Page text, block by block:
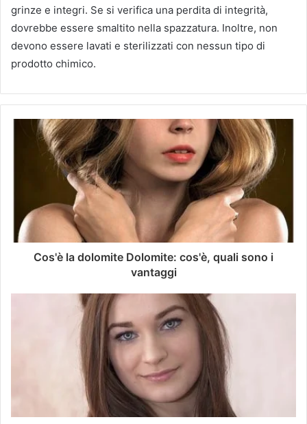
grinze e integri. Se si verifica una perdita di integrità,
dovrebbe essere smaltito nella spazzatura. Inoltre, non
devono essere lavati e sterilizzati con nessun tipo di
prodotto chimico.
Cos'è la dolomite Dolomite: cos'è, quali sono i
vantaggi